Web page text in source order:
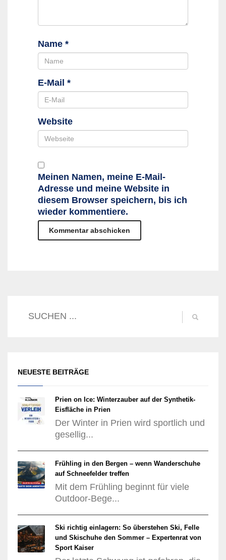
Name *
E-Mail *
Website
Meinen Namen, meine E-Mail-
Adresse und meine Website in
diesem Browser speichern, bis ich
wieder kommentiere.
NEUESTE BEITRÄGE
Prien on Ice: Winterzauber auf der Synthetik-
Eisfläche in Prien
Der Winter in Prien wird sportlich und
gesellig...
Frühling in den Bergen – wenn Wanderschuhe
auf Schneefelder treffen
Mit dem Frühling beginnt für viele
Outdoor-Bege...
Ski richtig einlagern: So überstehen Ski, Felle
und Skischuhe den Sommer – Expertenrat von
Sport Kaiser